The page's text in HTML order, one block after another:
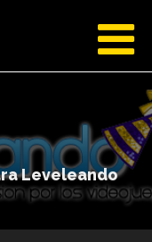
Leveleando